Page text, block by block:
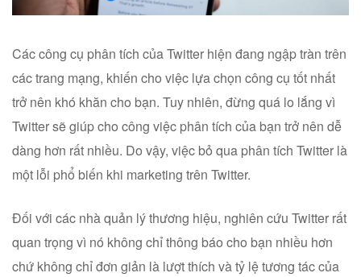
Các công cụ phân tích của Twitter hiện đang ngập tràn trên
các trang mạng, khiến cho việc lựa chọn công cụ tốt nhất
trở nên khó khăn cho bạn. Tuy nhiên, đừng quá lo lắng vì
Twitter sẽ giúp cho công việc phân tích của bạn trở nên dễ
dàng hơn rất nhiều. Do vậy, việc bỏ qua phân tích Twitter là
một lỗi phổ biến khi marketing trên Twitter.
Đối với các nhà quản lý thương hiệu, nghiên cứu Twitter rất
quan trọng vì nó không chỉ thông báo cho bạn nhiều hơn
chứ không chỉ đơn giản là lượt thích và tỷ lệ tương tác của